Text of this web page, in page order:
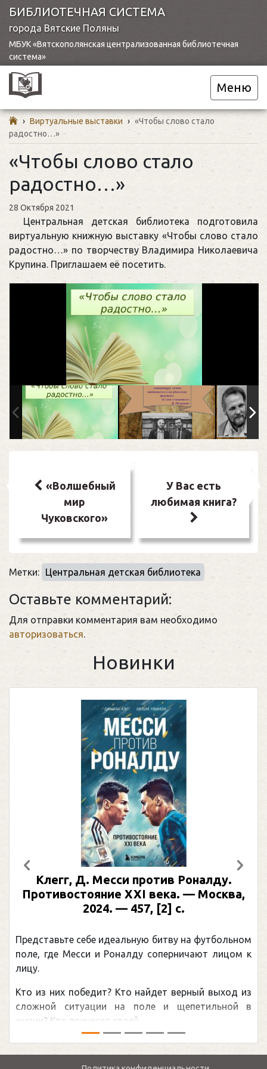
БИБЛИОТЕЧНАЯ СИСТЕМА
города Вятские Поляны
МБУК «Вятскополянская централизованная библиотечная
система»
Меню
› Виртуальные выставки › «Чтобы слово стало
радостно…»
«Чтобы слово стало
радостно…»
28 Октября 2021
Центральная детская библиотека подготовила
виртуальную книжную выставку «Чтобы слово стало
радостно…» по творчеству Владимира Николаевича
Крупина. Приглашаем её посетить.
по
записям
«Волшебный
мир
Чуковского»
У Вас есть
любимая книга?
Метки: Центральная детская библиотека
Оставьте комментарий:
Для отправки комментария вам необходимо
авторизоваться.
Новинки
Клегг, Д. Месси против Роналду.
Противостояние XXI века. — Москва,
2024. — 457, [2] с.
Представьте себе идеальную битву на футбольном
поле, где Месси и Роналду соперничают лицом к
лицу.
Кто из них победит? Кто найдет верный выход из
сложной ситуации на поле и щепетильной в
жизни? Кто принесет своей ...
Предыдущий